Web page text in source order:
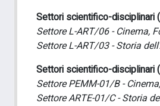
Settori scientifico-
Settore L-ART/06 - Cinema,
Settore L-ART/03 - Storia
Settori scientifico-
Settore PEMM-01/B -
Settore ARTE-01/C - Storia